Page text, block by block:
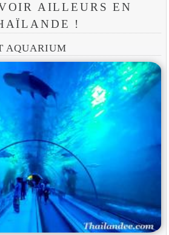
AILLEURS EN
!
AQUARIUM